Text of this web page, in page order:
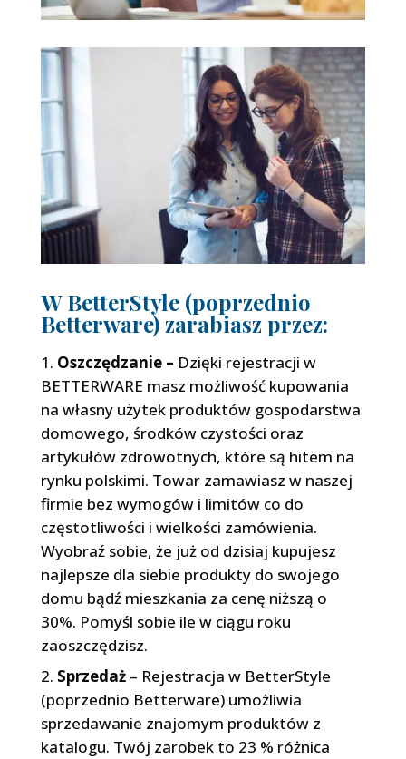
W BetterStyle (poprzednio
Betterware) zarabiasz przez:
Oszczędzanie – Dzięki rejestracji w
BETTERWARE masz możliwość kupowania
na własny użytek produktów gospodarstwa
domowego, środków czystości oraz
artykułów zdrowotnych, które są hitem na
rynku polskimi. Towar zamawiasz w naszej
firmie bez wymogów i limitów co do
częstotliwości i wielkości zamówienia.
Wyobraź sobie, że już od dzisiaj kupujesz
najlepsze dla siebie produkty do swojego
domu bądź mieszkania za cenę niższą o
30%. Pomyśl sobie ile w ciągu roku
zaoszczędzisz.
Sprzedaż– Rejestracja w BetterStyle
(poprzednio Betterware) umożliwia
sprzedawanie znajomym produktów z
katalogu. Twój zarobek to 23 % różnica